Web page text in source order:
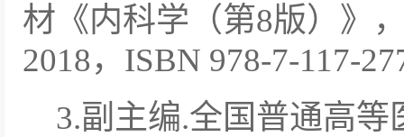
材《内科学（第8版）》
2018，ISBN 978-7-117-
3.副主编.全国普通高